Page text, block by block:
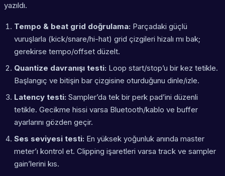
yazıldı.
Tempo & beat grid doğrulama: Parçadaki güçlü
vuruşlarla (kick/snare/hi-hat) grid çizgileri hizalı mı bak;
gerekirse tempo/offset düzelt.
Quantize davranışı testi: Loop start/stop’u bir kez tetikle.
Başlangıç ve bitişin bar çizgisine oturduğunu dinle/izle.
Latency testi: Sampler’da tek bir perk pad’ini düzenli
tetikle. Gecikme hissi varsa Bluetooth/kablo ve buffer
ayarlarını gözden geçir.
Ses seviyesi testi: En yüksek yoğunluk anında master
meter’ı kontrol et. Clipping işaretleri varsa track ve sampler
gain’lerini kıs.